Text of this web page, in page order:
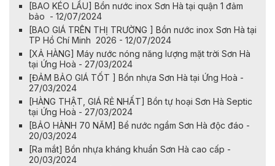
[BAO KÉO LẦU] Bồn nước inox Sơn Hà tại quận 1 đảm
bảo - 12/07/2024
[BAO GIÁ TRÊN THỊ TRƯỜNG ] Bồn nước inox Sơn Hà tại
TP Hồ Chí Minh 2026 - 12/07/2024
[XẢ HÀNG] Máy nước nóng năng lượng mặt trời Sơn Hà
tại Ứng Hoà - 27/03/2024
[ĐẢM BẢO GIÁ TỐT ] Bồn nhựa Sơn Hà tại Ứng Hoà -
27/03/2024
[HÀNG THẬT, GIÁ RẺ NHẤT] Bồn tự hoại Sơn Hà Septic
tại Ứng Hoà - 27/03/2024
[BẢO HÀNH 70 NĂM] Bể nước ngầm Sơn Hà độc đáo -
20/03/2024
[Ra mắt] Bồn nhựa kháng khuẩn Sơn Hà cao cấp -
20/03/2024